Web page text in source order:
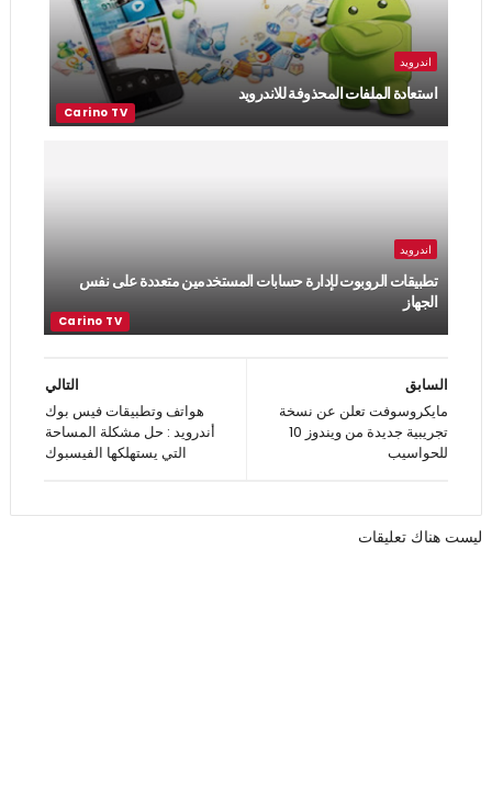
اندرويد
استعادة الملفات المحذوفة للاندرويد
اندرويد
تطبيقات الروبوت لإدارة حسابات المستخدمين متعددة على نفس
الجهاز
التالي
هواتف وتطبيقات فيس بوك
أندرويد : حل مشكلة المساحة
التي يستهلكها الفيسبوك
السابق
مايكروسوفت تعلن عن نسخة
تجريبية جديدة من ويندوز 10
للحواسيب
ليست هناك تعليقات